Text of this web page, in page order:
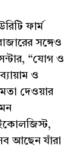
ফার্ম
সঙ্গেও
“যোগ ও
ও
দেওয়ার
আছেন যাঁরা